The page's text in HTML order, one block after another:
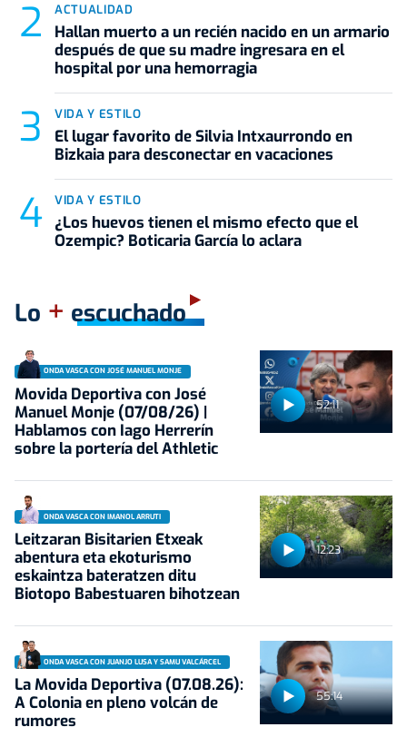
ACTUALIDAD
Hallan muerto a un recién nacido en un armario
después de que su madre ingresara en el
hospital por una hemorragia
VIDA Y ESTILO
El lugar favorito de Silvia Intxaurrondo en
Bizkaia para desconectar en vacaciones
VIDA Y ESTILO
¿Los huevos tienen el mismo efecto que el
Ozempic? Boticaria García lo aclara
Lo + escuchado
52:11
ONDA VASCA CON JOSÉ MANUEL MONJE
Movida Deportiva con José
Manuel Monje (07/08/26) |
Hablamos con Iago Herrerín
sobre la portería del Athletic
12:23
ONDA VASCA CON IMANOL ARRUTI
Leitzaran Bisitarien Etxeak
abentura eta ekoturismo
eskaintza bateratzen ditu
Biotopo Babestuaren bihotzean
55:14
ONDA VASCA CON JUANJO LUSA Y SAMU VALCÁRCEL
La Movida Deportiva (07.08.26):
A Colonia en pleno volcán de
rumores